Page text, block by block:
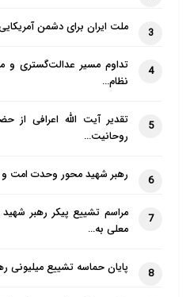
3 ملت ایران برای دشمن
4
تداوم مسیر عدالت‌گستری و
نظام…
5
تقدیر آیت الله اعرافی از
روحانیت…
6 رهبر شهید محور وحدت امت
7
مراسم تشییع پیکر رهبر
معلی به…
8 پایان حماسه تشییع میلیونی